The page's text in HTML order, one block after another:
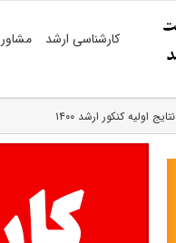
کارشناسی ارشد
اولیه کنکور ارشد ۱۴۰۰